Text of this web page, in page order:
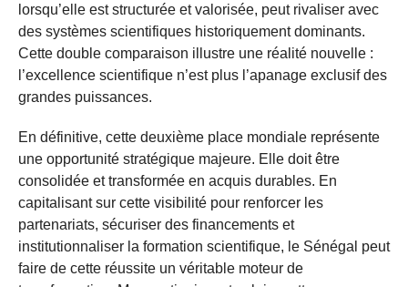
lorsqu’elle est structurée et valorisée, peut rivaliser avec
des systèmes scientifiques historiquement dominants.
Cette double comparaison illustre une réalité nouvelle :
l’excellence scientifique n’est plus l’apanage exclusif des
grandes puissances.
En définitive, cette deuxième place mondiale représente
une opportunité stratégique majeure. Elle doit être
consolidée et transformée en acquis durables. En
capitalisant sur cette visibilité pour renforcer les
partenariats, sécuriser des financements et
institutionnaliser la formation scientifique, le Sénégal peut
faire de cette réussite un véritable moteur de